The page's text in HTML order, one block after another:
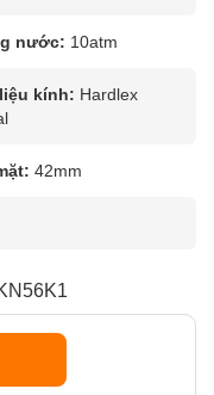
nước: 10atm
kính: Hardlex
42mm